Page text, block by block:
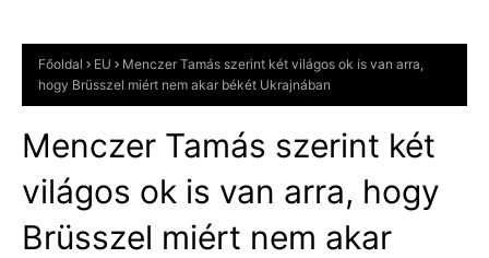
Főoldal EU
Menczer Tamás szerint két világos ok is van arra,
hogy Brüsszel miért nem akar békét Ukrajnában
Menczer Tamás szerint két
világos ok is van arra, hogy
Brüsszel miért nem akar